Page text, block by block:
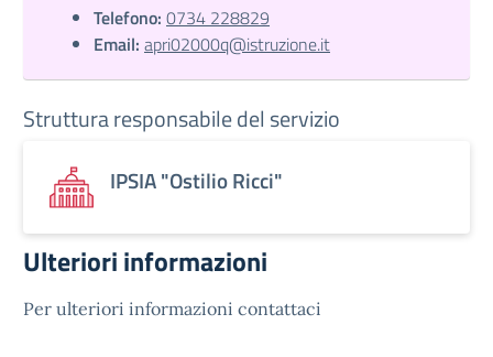
Telefono: 0734 228829
Email: apri02000q@istruzione.it
Struttura responsabile del servizio
IPSIA "Ostilio Ricci"
Ulteriori informazioni
Per ulteriori informazioni contattaci